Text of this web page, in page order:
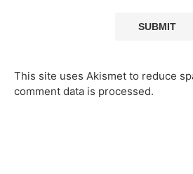
This site uses Akismet to reduce
comment data is processed.